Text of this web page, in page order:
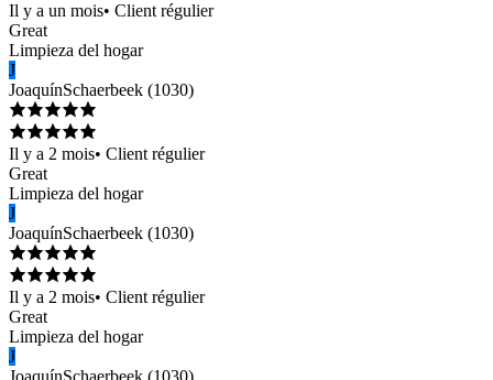
Il y a un mois• Client régulier
Great
Limpieza del hogar
J
JoaquínSchaerbeek (1030)
Il y a 2 mois• Client régulier
Great
Limpieza del hogar
J
JoaquínSchaerbeek (1030)
Il y a 2 mois• Client régulier
Great
Limpieza del hogar
J